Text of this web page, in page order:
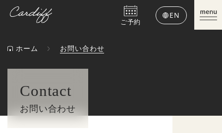
ご予約
EN
ホーム お問い合わせ
Contact
お問い合わせ